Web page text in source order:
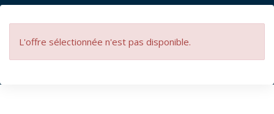
L'offre sélectionnée n'est pas disponible.